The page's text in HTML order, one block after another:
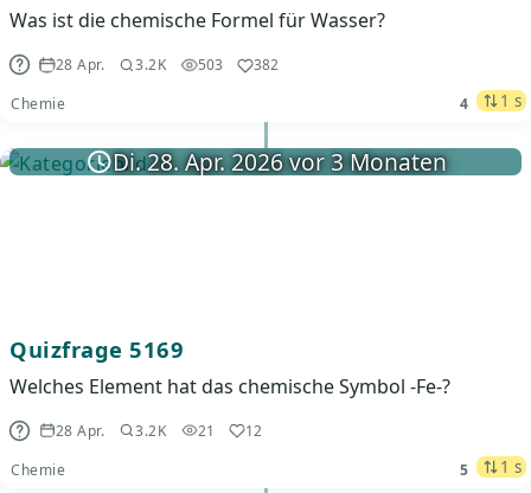
Was ist die chemische Formel für Wasser?
28 Apr. 3.2K 503
382
Chemie
4 1 s
Di. 28. Apr. 2026 vor 3 Monaten
Quizfrage 5169
Welches Element hat das chemische Symbol -Fe-?
28 Apr. 3.2K 21
12
Chemie
5 1 s